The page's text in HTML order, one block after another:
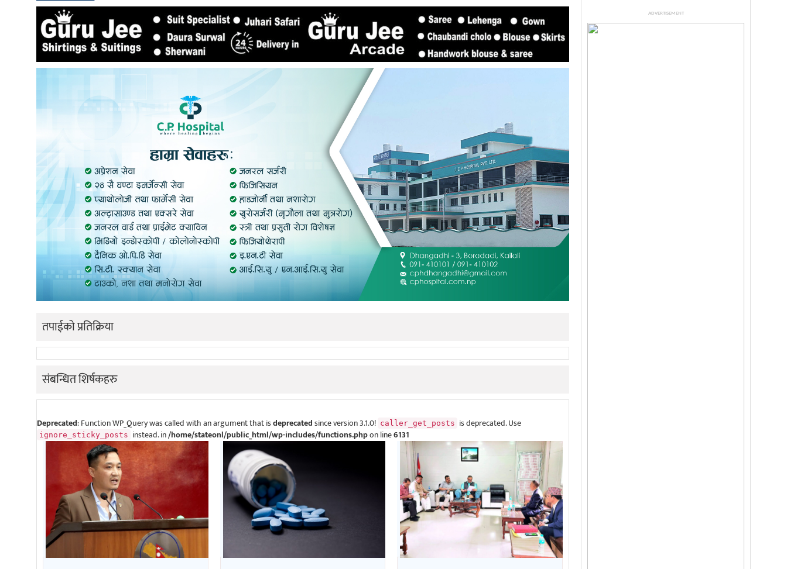
तपाईको प्रतिक्रिया
संबन्धित शिर्षकहरु
Deprecated: Function WP_Query was called with an argument that isdeprecatedsince version 3.1.0! caller_get_posts is deprecated. Use
ignore_sticky_posts instead. in/home/stateonl/public_html/wp-includes/functions.phpon line6131
ADVERTISEMENT